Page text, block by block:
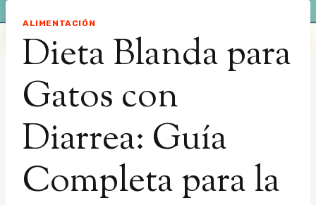
ALIMENTACIÓN
Dieta Blanda para
Gatos con
Diarrea: Guía
Completa para la